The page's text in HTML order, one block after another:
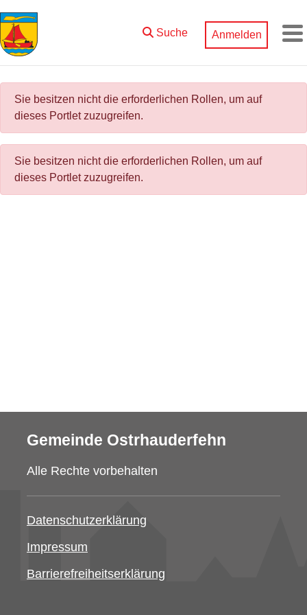
Zum Hauptinhalt springen
Suche
Anmelden
Sie besitzen nicht die erforderlichen Rollen, um auf
dieses Portlet zuzugreifen.
Sie besitzen nicht die erforderlichen Rollen, um auf
dieses Portlet zuzugreifen.
Gemeinde Ostrhauderfehn
Alle Rechte vorbehalten
Datenschutzerklärung
Impressum
Barrierefreiheitserklärung